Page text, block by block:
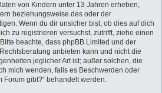
von Kindern unter 13 Jahren erheben,
beziehungsweise des oder der
Wenn du dir unsicher bist, ob dies auf dich
zu registrieren versuchst, zutrifft, ziehe einen
beachte, dass phpBB Limited und der
anbieten kann und nicht die
jeglicher Art ist; außer solchen, die
mich wenden, falls es Beschwerden oder
Forum gibt?“ behandelt werden.